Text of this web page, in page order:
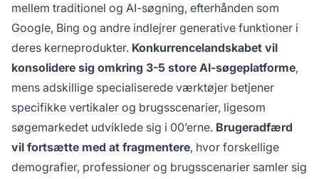
mellem traditionel og AI-søgning, efterhånden som
Google, Bing og andre indlejrer generative funktioner i
deres kerneprodukter. Konkurrencelandskabet vil
konsolidere sig omkring 3-5 store AI-søgeplatforme,
mens adskillige specialiserede værktøjer betjener
specifikke vertikaler og brugsscenarier, ligesom
søgemarkedet udviklede sig i 00’erne. Brugeradfærd
vil fortsætte med at fragmentere, hvor forskellige
demografier, professioner og brugsscenarier samler sig